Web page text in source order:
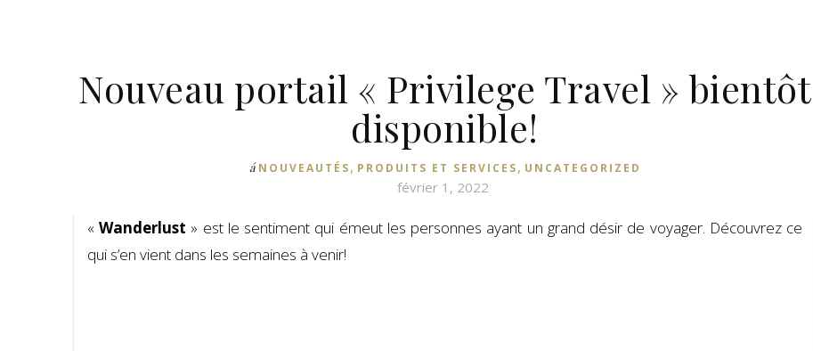
Nouveau portail « Privilege Travel » bientôt
disponible!
á NOUVEAUTÉS, PRODUITS ET SERVICES, UNCATEGORIZED
février 1, 2022
«Wanderlust » est le sentiment qui émeut les personnes ayant un grand désir de voyager. Découvrez ce
qui s’en vient dans les semaines à venir!